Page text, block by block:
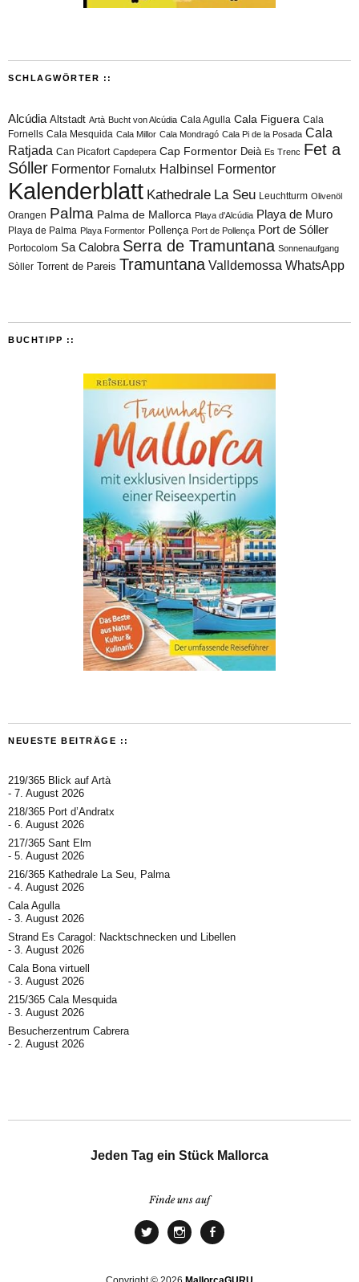
SCHLAGWÖRTER ::
Alcúdia Altstadt Artà Bucht von Alcúdia Cala Agulla Cala Figuera Cala
Fornells Cala Mesquida Cala Millor Cala Mondragó Cala Pi de la Posada Cala
Ratjada Can Picafort Capdepera Cap Formentor Deià Es Trenc Fet a
Sóller Formentor Fornalutx Halbinsel Formentor
Kalenderblatt Kathedrale La Seu Leuchtturm Olivenöl
Orangen Palma Palma de Mallorca Playa d'Alcúdia Playa de Muro
Playa de Palma Playa Formentor Pollença Port de Pollença Port de Sóller
Portocolom Sa Calobra Serra de Tramuntana Sonnenaufgang
Sòller Torrent de Pareis Tramuntana Valldemossa WhatsApp
BUCHTIPP ::
NEUESTE BEITRÄGE ::
219/365 Blick auf Artà
7. August 2026
218/365 Port d’Andratx
6. August 2026
217/365 Sant Elm
5. August 2026
216/365 Kathedrale La Seu, Palma
4. August 2026
Cala Agulla
3. August 2026
Strand Es Caragol: Nacktschnecken und Libellen
3. August 2026
Cala Bona virtuell
3. August 2026
215/365 Cala Mesquida
3. August 2026
Besucherzentrum Cabrera
2. August 2026
Jeden Tag ein Stück Mallorca
Finde uns auf